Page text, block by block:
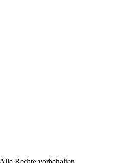
Alle Rechte vorbehalten.